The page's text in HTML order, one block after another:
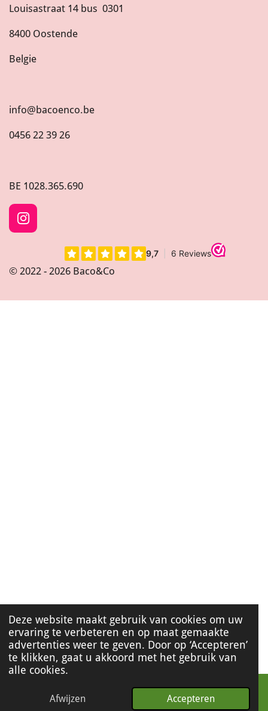
Deze website maakt gebruik van cookies om uw
ervaring te verbeteren en op maat gemaakte
advertenties weer te geven. Door op ‘Accepteren’
te klikken, gaat u akkoord met het gebruik van
alle cookies.
Afwijzen Accepteren
Louisastraat 14 bus 0301
8400 Oostende
Belgie
info@bacoenco.be
0456 22 39 26
BE 1028.365.690
I
n
a
r
© 2022 - 2026 Baco&Co